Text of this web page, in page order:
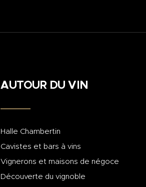
AUTOUR DU VIN
Halle Chambertin
Cavistes et bars à vins
Vignerons et maisons de négoce
Découverte du vignoble